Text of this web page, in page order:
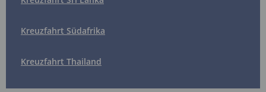
Kreuzfahrt Südafrika
Kreuzfahrt Thailand